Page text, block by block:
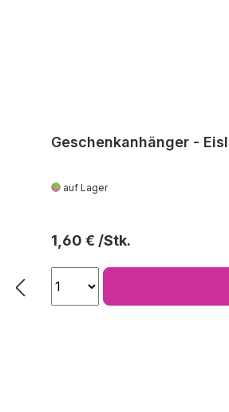
Geschenkanhänger -
auf Lager
Regulärer Preis:
1,60 €